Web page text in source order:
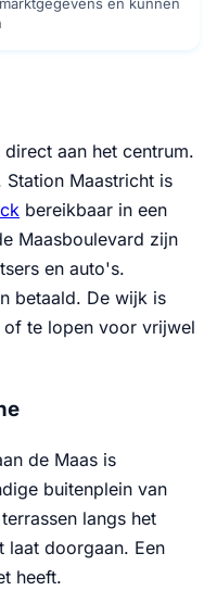
aan het centrum.
Maastricht is
bereikbaar in een
Maasboulevard zijn
en auto's.
betaald. De wijk is
te lopen voor vrijwel
de Maas is
buitenplein van
langs het
laat doorgaan. Een
heeft.